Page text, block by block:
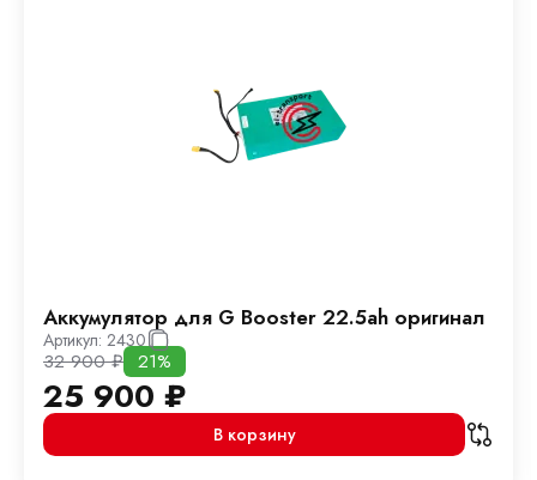
Аккумулятор для G Booster 22.5ah оригинал
Артикул: 2430
32 900₽ 21%
25 900 ₽
В корзину